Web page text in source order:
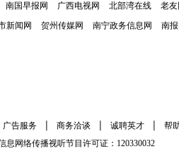
南国早报网 广西电视网 北部湾在线 老友
新闻网 贺州传媒网 南宁政务信息网 南报
广告服务 | 商务洽谈 | 诚聘英才 | 帮
息网络传播视听节目许可证：120330032